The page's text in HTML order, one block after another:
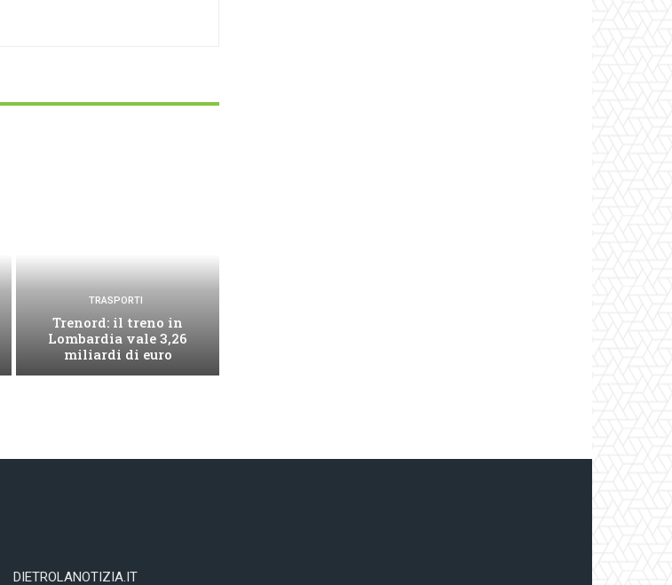
TRASPORTI
Trenord: il treno in
Lombardia vale 3,26
miliardi di euro
DIETROLANOTIZIA.IT